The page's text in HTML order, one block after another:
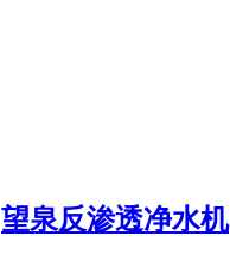
望泉反渗透净水机